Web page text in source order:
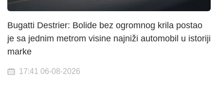
Bugatti Destrier: Bolide bez ogromnog krila postao
je sa jednim metrom visine najniži automobil u istoriji
marke
17:41 06-08-2026